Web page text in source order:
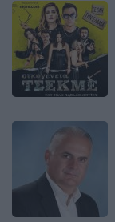
Image